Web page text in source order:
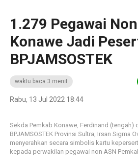
1.279 Pegawai
Konawe Jadi
BPJAMSOSTEK
waktu baca 3 menit
Rabu, 13 Jul 2022 18:44
Sekda Pemkab Konawe, Ferdinand (tengah)
BPJAMSOSTEK Provinsi Sultra, Irsan Sigma
menyerahkan secara simbolis kartu
kepada perwakilan pegawai non ASN